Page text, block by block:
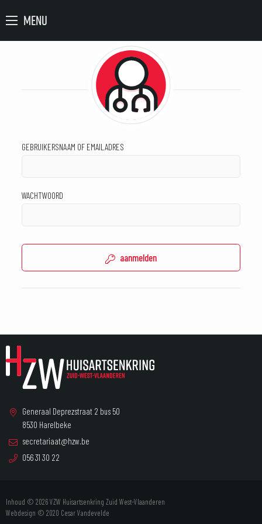
MENU
GEBRUIKERSNAAM OF EMAILADRES
WACHTWOORD
aanmelden
Generaal Deprezstraat 2 bus 50
8530 Harelbeke
secretariaat@hzw.be
056 31 30 22
Inhoud © 2026 VZW Huisartsenkring Zuid West-Vlaanderen
Webdesign © 2020 Cesar Vandevelde